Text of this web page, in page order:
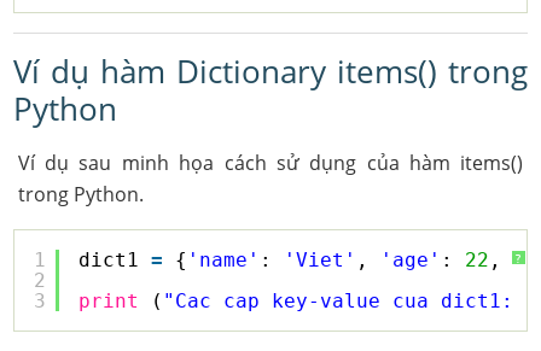
Ví dụ hàm Dictionary items() trong
Python
Ví dụ sau minh họa cách sử dụng của hàm items()
trong Python.
?
1
2
3
dict1 = { 'name' : 'Viet' , 'age' : 22 ,
print
( "Cac cap key-value cua dict1: "